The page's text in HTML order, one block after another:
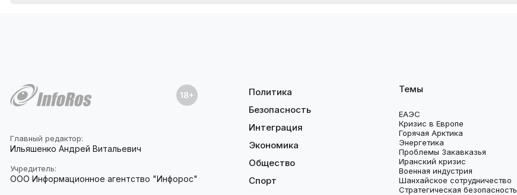
Главный редактор:
Ильяшенко Андрей Витальевич
Учредитель:
ООО Информационное агентство "Инфорос"
Политика
Безопасность
Интеграция
Экономика
Общество
Спорт
Темы
ЕАЭС
Кризис в Европе
Горячая Арктика
Энергетика
Проблемы Закавказья
Иранский кризис
Военная индустрия
Шанхайское сотрудничество
Стратегическая безопасность